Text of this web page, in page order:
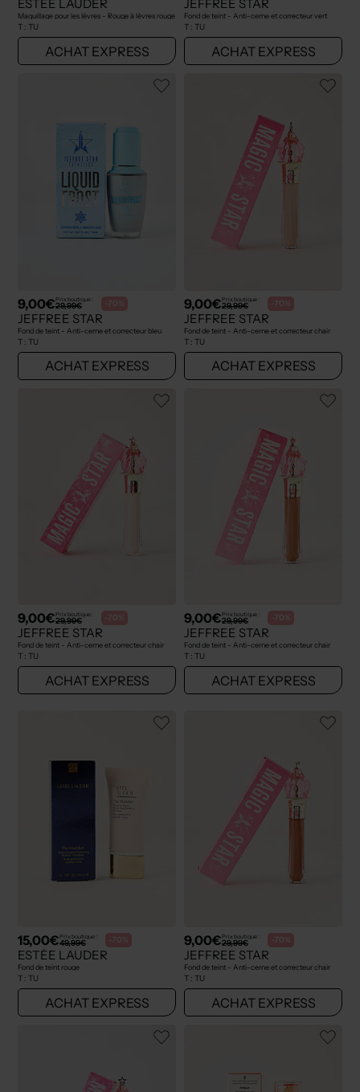
ESTÉE LAUDER
Maquillage pour les lèvres - Rouge à lèvres rouge
T : TU
ACHAT EXPRESS
JEFFREE STAR
Fond de teint - Anti-cerne et correcteur vert
T : TU
ACHAT EXPRESS
9,00€Prix boutique :
29,99€ -70%
JEFFREE STAR
Fond de teint - Anti-cerne et correcteur bleu
T : TU
ACHAT EXPRESS
9,00€Prix boutique :
29,99€ -70%
JEFFREE STAR
Fond de teint - Anti-cerne et correcteur chair
T : TU
ACHAT EXPRESS
9,00€Prix boutique :
29,99€ -70%
JEFFREE STAR
Fond de teint - Anti-cerne et correcteur chair
T : TU
ACHAT EXPRESS
9,00€Prix boutique :
29,99€ -70%
JEFFREE STAR
Fond de teint - Anti-cerne et correcteur chair
T : TU
ACHAT EXPRESS
15,00€Prix boutique :
49,99€ -70%
ESTÉE LAUDER
Fond de teint rouge
T : TU
ACHAT EXPRESS
9,00€Prix boutique :
29,99€ -70%
JEFFREE STAR
Fond de teint - Anti-cerne et correcteur chair
T : TU
ACHAT EXPRESS